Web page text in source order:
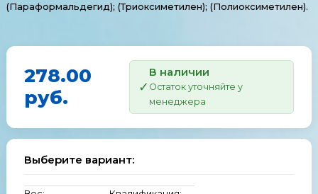
(Параформальдегид); (Триоксиметилен); (Полиоксиметилен).
278.00
руб.
В наличии
Остаток уточняйте у
менеджера
Выберите вариант: